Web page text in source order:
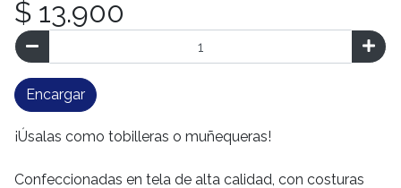
$ 13.900
Encargar
¡Úsalas como tobilleras o muñequeras!
Confeccionadas en tela de alta calidad, con costuras